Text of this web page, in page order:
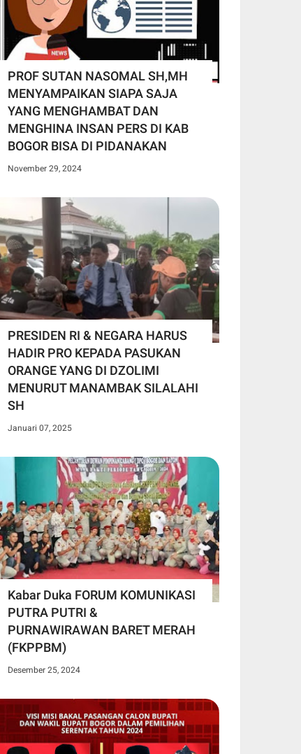
PROF SUTAN NASOMAL SH,MH
MENYAMPAIKAN SIAPA SAJA
YANG MENGHAMBAT DAN
MENGHINA INSAN PERS DI KAB
BOGOR BISA DI PIDANAKAN
November 29, 2024
PRESIDEN RI & NEGARA HARUS
HADIR PRO KEPADA PASUKAN
ORANGE YANG DI DZOLIMI
MENURUT MANAMBAK SILALAHI
SH
Januari 07, 2025
Kabar Duka FORUM KOMUNIKASI
PUTRA PUTRI &
PURNAWIRAWAN BARET MERAH
(FKPPBM)
Desember 25, 2024